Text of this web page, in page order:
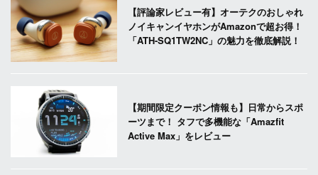
【評論家レビュー有】オーテクのおしゃれ
ノイキャンイヤホンがAmazonで超お得！
「ATH-SQ1TW2NC」の魅力を徹底解説！
【期間限定クーポン情報も】日常からスポ
ーツまで！ タフで多機能な「Amazfit
Active Max」をレビュー